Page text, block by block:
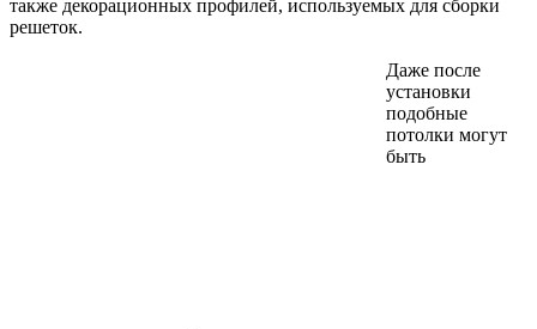
также декорационных профилей, используемых для сборки
решеток.
Даже после
установки
подобные
потолки могут
быть